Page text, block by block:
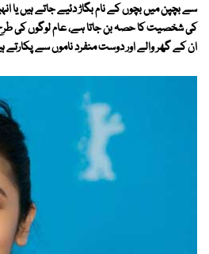
سے بچپن میں بچوں کے نام بگاڑ دئیے جاتے ہیں یا
کی شخصیت کا حصہ بن جاتا ہے، عام لوگوں کی طرح
ان کے گھر والے اور دوست منفرد ناموں سے پکارتے